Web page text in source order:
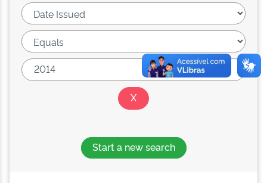
Start a new search